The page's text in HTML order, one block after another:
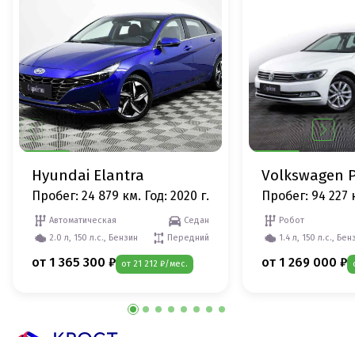
Hyundai Elantra
Пробег: 24 879 км. Год: 2020 г.
Автоматическая
Седан
2.0 л, 150 л.с., Бензин
Передний
от 1 365 300 ₽ от 21 212 ₽/мес.
Volkswagen
Пробег: 94 227
Робот
1.4 л, 150 л.с.,
от 1 269 000 ₽